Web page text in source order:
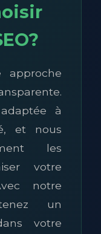
approche
à
et nous
les
votre
notre
un
votre